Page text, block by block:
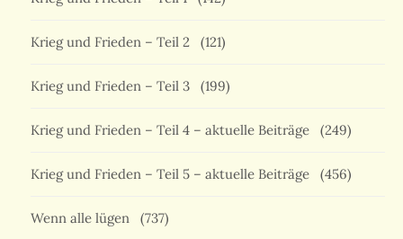
Krieg und Frieden – Teil 2 (121)
Krieg und Frieden – Teil 3 (199)
Krieg und Frieden – Teil 4 – aktuelle Beiträge (249)
Krieg und Frieden – Teil 5 – aktuelle Beiträge (456)
Wenn alle lügen (737)